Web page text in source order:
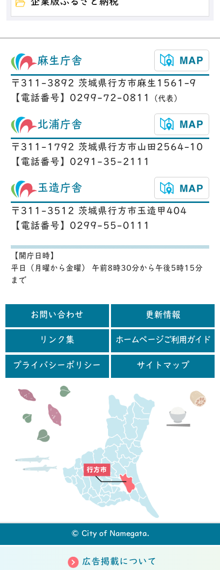
企業版ふるさと納税
麻生庁舎
〒311-3892 茨城県行方市麻生1561-9
【電話番号】0299-72-0811
（代表）
北浦庁舎
〒311-1792 茨城県行方市山田2564-10
【電話番号】0291-35-2111
玉造庁舎
〒311-3512 茨城県行方市玉造甲404
【電話番号】0299-55-0111
【開庁日時】
平日（月曜から金曜） 午前8時30分から午後5時15分
まで
お問い合わせ 更新情報
リンク集 ホームページご利用ガイド
プライバシーポリシー サイトマップ
© City of Namegata.
広告掲載について